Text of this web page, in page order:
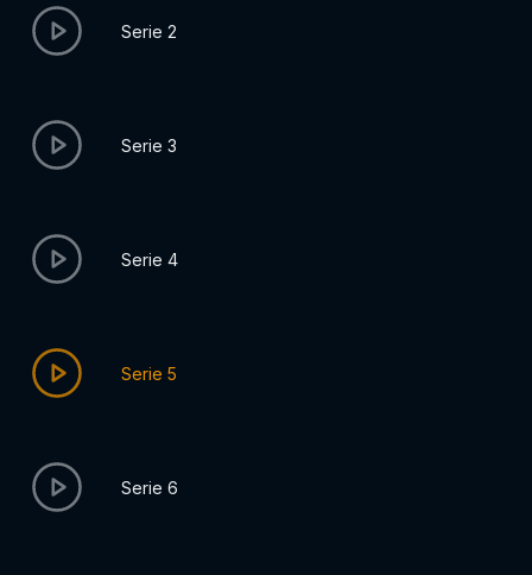
Serie 2
Serie 3
Serie 4
Serie 5
Serie 6